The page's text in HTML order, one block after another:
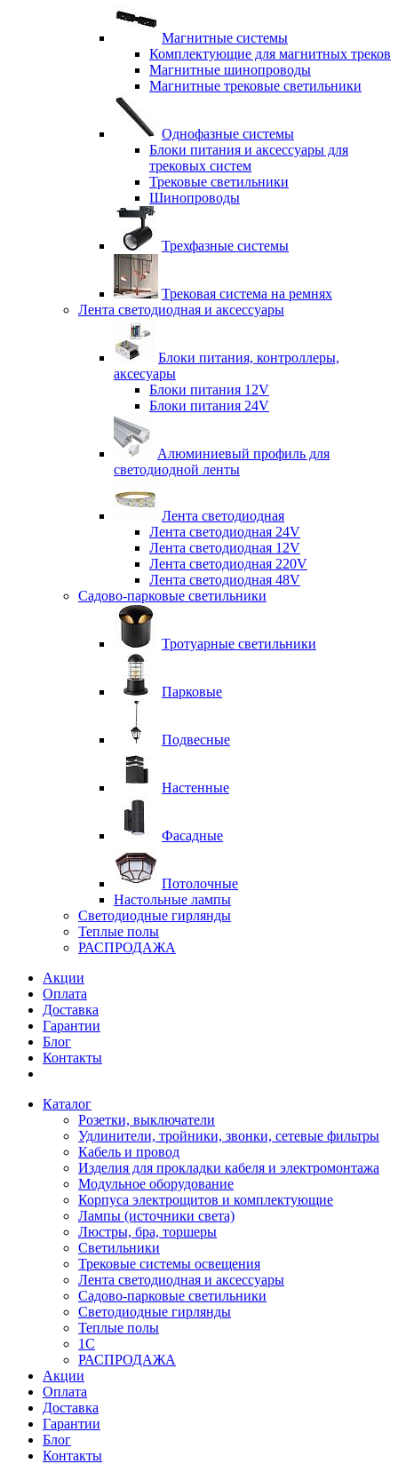
Магнитные системы
Комплектующие для магнитных треков
Магнитные шинопроводы
Магнитные трековые светильники
Однофазные системы
Блоки питания и аксессуары для
трековых систем
Трековые светильники
Шинопроводы
Трехфазные системы
Трековая система на ремнях
Лента светодиодная и аксессуары
Блоки питания, контроллеры,
аксесуары
Блоки питания 12V
Блоки питания 24V
Алюминиевый профиль для
светодиодной ленты
Лента светодиодная
Лента светодиодная 24V
Лента светодиодная 12V
Лента светодиодная 220V
Лента светодиодная 48V
Садово-парковые светильники
Тротуарные светильники
Парковые
Подвесные
Настенные
Фасадные
Потолочные
Настольные лампы
Светодиодные гирлянды
Теплые полы
РАСПРОДАЖА
Акции
Оплата
Доставка
Гарантии
Блог
Контакты
Каталог
Розетки, выключатели
Удлинители, тройники, звонки, сетевые фильтры
Кабель и провод
Изделия для прокладки кабеля и электромонтажа
Модульное оборудование
Корпуса электрощитов и комплектующие
Лампы (источники света)
Люстры, бра, торшеры
Светильники
Трековые системы освещения
Лента светодиодная и аксессуары
Садово-парковые светильники
Светодиодные гирлянды
Теплые полы
1С
РАСПРОДАЖА
Акции
Оплата
Доставка
Гарантии
Блог
Контакты